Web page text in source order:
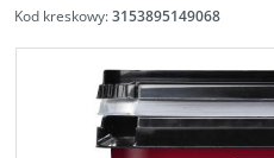
Kod kreskowy:3153895149068